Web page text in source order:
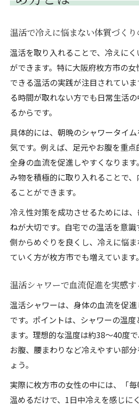
温活で冷えに悩まない体質づくり
温活を取り入れることで、冷えに
ができます。特に大阪府枚方市の
できる温活の実践が注目されてい
る時間が取れない方でも日常生活
るからです。
具体的には、朝晩のシャワータイ
気です。例えば、足元やお腹を重点
全身の血流を促進しやすくなりま
み物を積極的に取り入れることで
ることができます。
冷え性対策を成功させるためには
ねが大切です。自宅での温活を意
側からめぐりを良くし、冷えに悩
ていく方が枚方市でも増えています。
温活シャワーで血流促進を実感
温活シャワーは、身体の血流を促
です。ポイントは、シャワーの温
ます。理想的な温度は約38〜40度で
お腹、腰まわりなど冷えやすい部
ょう。
実際に枚方市の女性の中には、「
温めるだけで、1日中冷えを感じに